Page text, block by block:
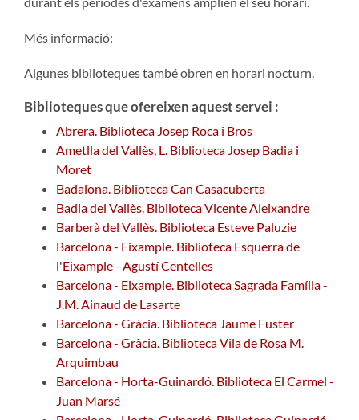
Més informació:
Algunes biblioteques també obren en horari nocturn.
Biblioteques que ofereixen aquest servei :
Abrera. Biblioteca Josep Roca i Bros
Ametlla del Vallès, L. Biblioteca Josep Badia i
Moret
Badalona. Biblioteca Can Casacuberta
Badia del Vallès. Biblioteca Vicente Aleixandre
Barberà del Vallès. Biblioteca Esteve Paluzie
Barcelona - Eixample. Biblioteca Esquerra de
l'Eixample - Agustí Centelles
Barcelona - Eixample. Biblioteca Sagrada Família -
J.M. Ainaud de Lasarte
Barcelona - Gràcia. Biblioteca Jaume Fuster
Barcelona - Gràcia. Biblioteca Vila de Rosa M.
Arquimbau
Barcelona - Horta-Guinardó. Biblioteca El Carmel -
Juan Marsé